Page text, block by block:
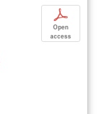
p
Open
access